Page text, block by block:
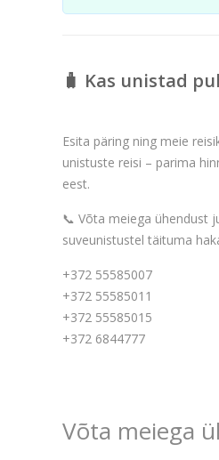
🧳 Kas unistad
Esita päring ning meie
unistuste reisi – parima
eest.
📞 Võta meiega ühendust
suveunistustel täituma
+372 55585007
+372 55585011
+372 55585015
+372 6844777
Võta meiega